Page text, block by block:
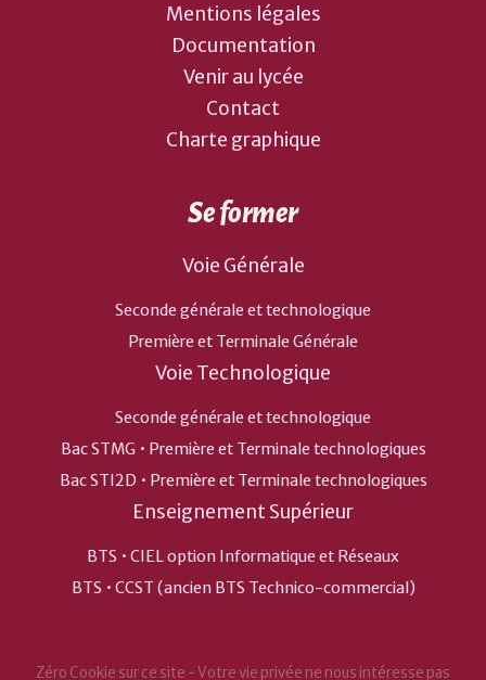
Mentions légales
Documentation
Venir au lycée
Contact
Charte graphique
Se former
Voie Générale
Seconde générale et technologique
Première et Terminale Générale
Voie Technologique
Seconde générale et technologique
Bac STMG • Première et Terminale technologiques
Bac STI2D • Première et Terminale technologiques
Enseignement Supérieur
BTS • CIEL option Informatique et Réseaux
BTS • CCST (ancien BTS Technico-commercial)
Zéro Cookie sur ce site - Votre vie privée ne nous intéresse pas